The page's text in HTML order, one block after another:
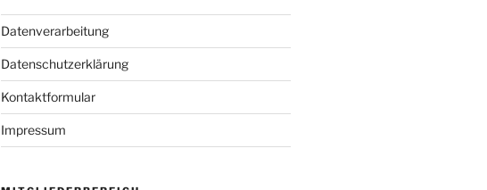
Datenverarbeitung
Datenschutzerklärung
Kontaktformular
Impressum